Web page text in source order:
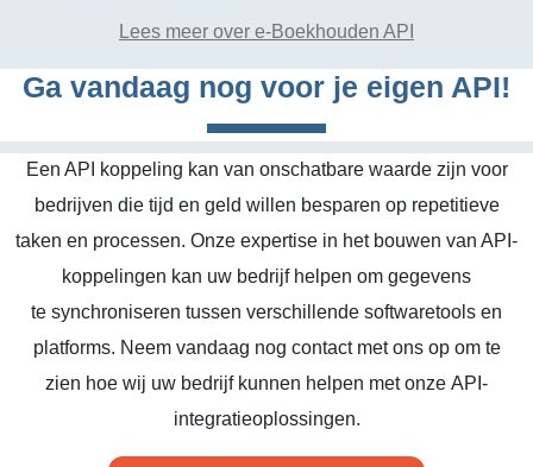
Lees meer over e-Boekhouden API
Ga vandaag nog voor je eigen API!
Een API koppeling kan van onschatbare waarde zijn voor
bedrijven die tijd en geld willen besparen op repetitieve
taken en processen. Onze expertise in het bouwen van API-
koppelingen kan uw bedrijf helpen om gegevens
te synchroniseren tussen verschillende softwaretools en
platforms. Neem vandaag nog contact met ons op om te
zien hoe wij uw bedrijf kunnen helpen met onze API-
integratieoplossingen.